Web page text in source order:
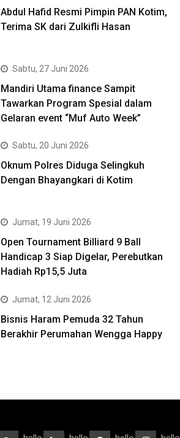
Abdul Hafid Resmi Pimpin PAN Kotim,
Terima SK dari Zulkifli Hasan
Sabtu, 27 Juni 2026
Mandiri Utama finance Sampit
Tawarkan Program Spesial dalam
Gelaran event “Muf Auto Week”
Sabtu, 20 Juni 2026
Oknum Polres Diduga Selingkuh
Dengan Bhayangkari di Kotim
Jumat, 19 Juni 2026
Open Tournament Billiard 9 Ball
Handicap 3 Siap Digelar, Perebutkan
Hadiah Rp15,5 Juta
Jumat, 12 Juni 2026
Bisnis Haram Pemuda 32 Tahun
Berakhir Perumahan Wengga Happy